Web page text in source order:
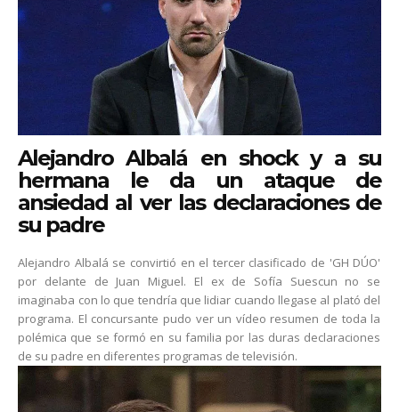
Alejandro Albalá en shock y a su
hermana le da un ataque de
ansiedad al ver las declaraciones de
su padre
Alejandro Albalá se convirtió en el tercer clasificado de 'GH DÚO'
por delante de Juan Miguel. El ex de Sofía Suescun no se
imaginaba con lo que tendría que lidiar cuando llegase al plató del
programa. El concursante pudo ver un vídeo resumen de toda la
polémica que se formó en su familia por las duras declaraciones
de su padre en diferentes programas de televisión.